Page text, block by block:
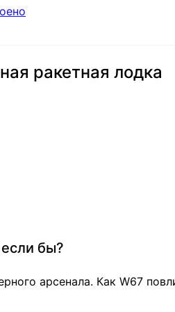
ракетная лодка
бы?
арсенала. Как W67